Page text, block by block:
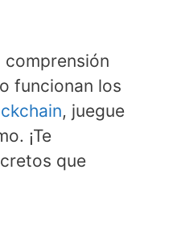
comprensión
funcionan los
, juegue
¡Te
que